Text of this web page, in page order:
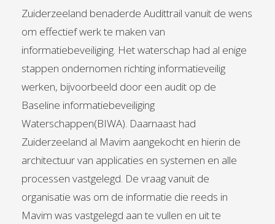
Zuiderzeeland benaderde Audittrail vanuit de wens
om effectief werk te maken van
informatiebeveiliging. Het waterschap had al enige
stappen ondernomen richting informatieveilig
werken, bijvoorbeeld door een audit op de
Baseline informatiebeveiliging
Waterschappen(BIWA). Daarnaast had
Zuiderzeeland al Mavim aangekocht en hierin de
architectuur van applicaties en systemen en alle
processen vastgelegd. De vraag vanuit de
organisatie was om de informatie die reeds in
Mavim was vastgelegd aan te vullen en uit te